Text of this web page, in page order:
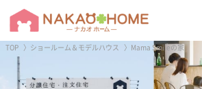
TOP ショールーム＆モデルハウス Mama Smileの家
ようこそ ／ゲスト様